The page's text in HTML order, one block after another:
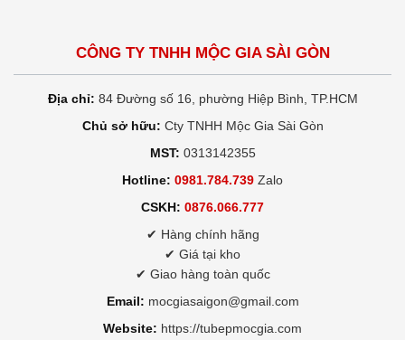
CÔNG TY TNHH MỘC GIA SÀI GÒN
Địa chỉ: 84 Đường số 16, phường Hiệp Bình, TP.HCM
Chủ sở hữu: Cty TNHH Mộc Gia Sài Gòn
MST: 0313142355
Hotline: 0981.784.739 Zalo
CSKH: 0876.066.777
✔ Hàng chính hãng
✔ Giá tại kho
✔ Giao hàng toàn quốc
Email: mocgiasaigon@gmail.com
Website: https://tubepmocgia.com